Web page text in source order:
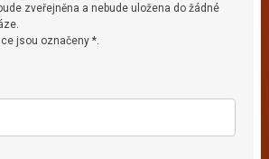
zveřejněna a nebude uložena do žádné
jsou označeny *.